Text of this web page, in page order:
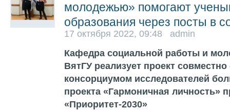
молодежью» помогают
образования через посты в
17 октября 2022, 09:48 admin
Кафедра социальной работы и
ВятГУ реализует проект
консорциумом исследователей
проекта «Гармоничная личность»
«Приоритет-2030»